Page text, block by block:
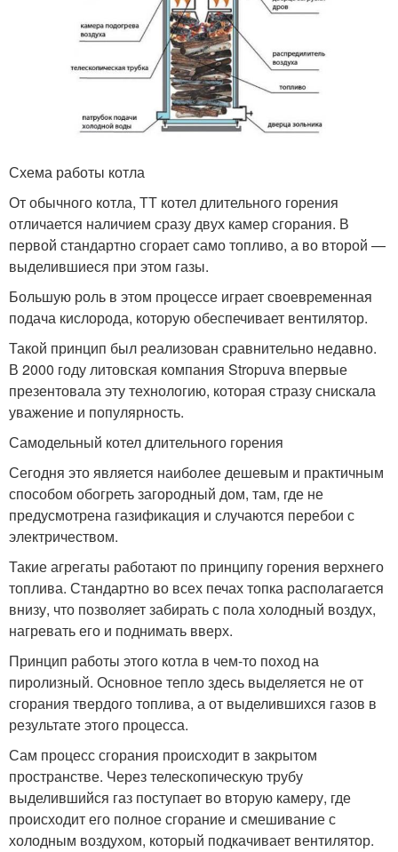
Схема работы котла
От обычного котла, ТТ котел длительного горения
отличается наличием сразу двух камер сгорания. В
первой стандартно сгорает само топливо, а во второй —
выделившиеся при этом газы.
Большую роль в этом процессе играет своевременная
подача кислорода, которую обеспечивает вентилятор.
Такой принцип был реализован сравнительно недавно.
В 2000 году литовская компания Stropuva впервые
презентовала эту технологию, которая стразу снискала
уважение и популярность.
Самодельный котел длительного горения
Сегодня это является наиболее дешевым и практичным
способом обогреть загородный дом, там, где не
предусмотрена газификация и случаются перебои с
электричеством.
Такие агрегаты работают по принципу горения верхнего
топлива. Стандартно во всех печах топка располагается
внизу, что позволяет забирать с пола холодный воздух,
нагревать его и поднимать вверх.
Принцип работы этого котла в чем-то поход на
пиролизный. Основное тепло здесь выделяется не от
сгорания твердого топлива, а от выделившихся газов в
результате этого процесса.
Сам процесс сгорания происходит в закрытом
пространстве. Через телескопическую трубу
выделившийся газ поступает во вторую камеру, где
происходит его полное сгорание и смешивание с
холодным воздухом, который подкачивает вентилятор.